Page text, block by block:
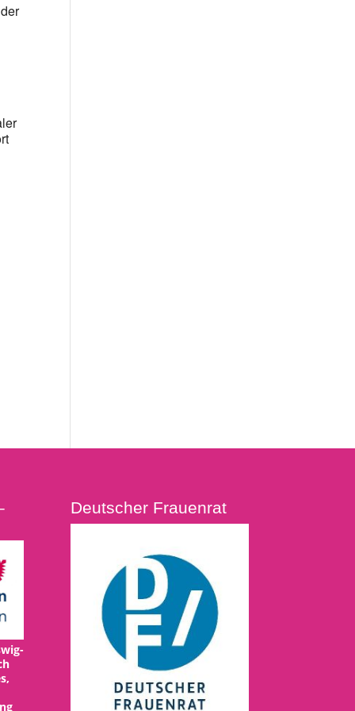
Deutscher Frauenrat